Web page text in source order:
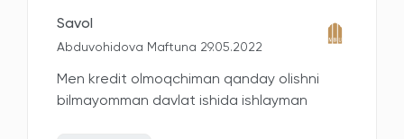
Savol
Abduvohidova Maftuna 29.05.2022
Men kredit olmoqchiman qanday olishni
bilmayomman davlat ishida ishlayman